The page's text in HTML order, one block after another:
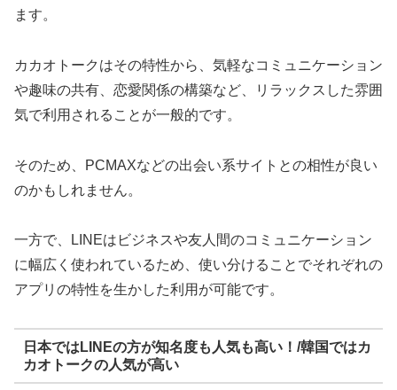
ます。
カカオトークはその特性から、気軽なコミュニケーション
や趣味の共有、恋愛関係の構築など、リラックスした雰囲
気で利用されることが一般的です。
そのため、PCMAXなどの出会い系サイトとの相性が良い
のかもしれません。
一方で、LINEはビジネスや友人間のコミュニケーション
に幅広く使われているため、使い分けることでそれぞれの
アプリの特性を生かした利用が可能です。
日本ではLINEの方が知名度も人気も高い！/韓国ではカ
カオトークの人気が高い